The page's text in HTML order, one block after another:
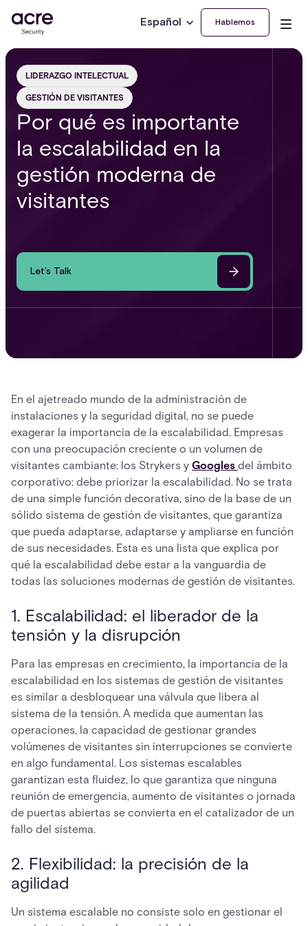
Español Hablemos
LIDERAZGO INTELECTUAL
GESTIÓN DE VISITANTES
Por qué es importante
la escalabilidad en la
gestión moderna de
visitantes
Let’s Talk
En el ajetreado mundo de la administración de
instalaciones y la seguridad digital, no se puede
exagerar la importancia de la escalabilidad. Empresas
con una preocupación creciente o un volumen de
visitantes cambiante: los Strykers y Googles del ámbito
corporativo: debe priorizar la escalabilidad. No se trata
de una simple función decorativa, sino de la base de un
sólido sistema de gestión de visitantes, que garantiza
que pueda adaptarse, adaptarse y ampliarse en función
de sus necesidades. Esta es una lista que explica por
qué la escalabilidad debe estar a la vanguardia de
todas las soluciones modernas de gestión de visitantes.
1. Escalabilidad: el liberador de la
tensión y la disrupción
Para las empresas en crecimiento, la importancia de la
escalabilidad en los sistemas de gestión de visitantes
es similar a desbloquear una válvula que libera al
sistema de la tensión. A medida que aumentan las
operaciones, la capacidad de gestionar grandes
volúmenes de visitantes sin interrupciones se convierte
en algo fundamental. Los sistemas escalables
garantizan esta fluidez, lo que garantiza que ninguna
reunión de emergencia, aumento de visitantes o jornada
de puertas abiertas se convierta en el catalizador de un
fallo del sistema.
2. Flexibilidad: la precisión de la
agilidad
Un sistema escalable no consiste solo en gestionar el